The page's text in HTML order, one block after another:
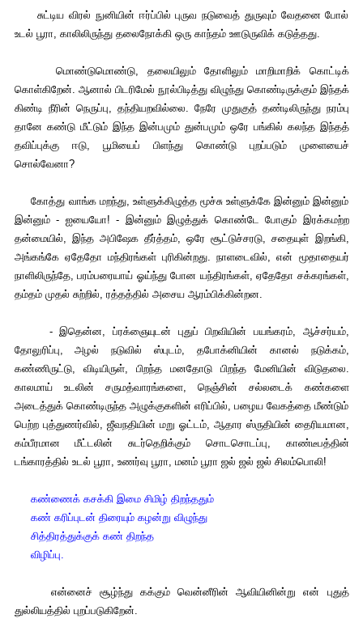
சுட்டிய விரல் நுனியின் ஈர்ப்பில் புருவ நடுவைத் துருவும் வேதனை போல்
உடல் பூரா, காலிலிருந்து தலைநோக்கி ஒரு காந்தம் ஊடுருவிக் கடுத்தது.
மொண்டுமொண்டு, தலையிலும் தோளிலும் மாறிமாறிக் கொட்டிக்
கொள்கிறேன். ஆனால் பிடரிமேல் நூல்பிடித்து விழுந்து கொண்டிருக்கும் இந்தக்
கிண்டி நீரின் நெருப்பு, தந்தியறவில்லை. நேரே முதுகுத் தண்டிலிருந்து நரம்பு
தானே கண்டு மீட்டும் இந்த இன்பமும் துன்பமும் ஒரே பங்கில் கலந்த இந்தத்
தவிப்புக்கு ஈடு, பூமியைப் பிளந்து கொண்டு புறப்படும் முளையைச்
சொல்வேனா?
கோத்து வாங்க மறந்து, உள்ளுக்கிழுத்த மூச்சு உள்ளுக்கே இன்னும் இன்னும்
இன்னும் - ஐயையோ! - இன்னும் இழுத்துக் கொண்டே போகும் இரக்கமற்ற
தன்மையில், இந்த அபிஷேக தீர்த்தம், ஒரே சூட்டுச்சரடு, சதையுள் இறங்கி,
அங்கங்கே ஏதேதோ மந்திரங்கள் புரிகின்றது. நாளடைவில், என் மூதாதையர்
நாளிலிருந்தே, பரம்பரையாய் ஓய்ந்து போன யந்திரங்கள், ஏதேதோ சக்கரங்கள்,
தம்தம் முதல் சுற்றில், ரத்தத்தில் அசைய ஆரம்பிக்கின்றன.
- இதென்ன, ப்ரக்ஞையுடன் புதுப் பிறவியின் பயங்கரம், ஆச்சர்யம்,
தோலுரிப்பு, அழல் நடுவில் ஸ்புடம், தபோக்னியின் கானல் நடுக்கம்,
கண்ணிருட்டு, விடியிருள், பிறந்த மனதோடு பிறந்த மேனியின் விடுதலை.
காலமாய் உடலின் சருமத்வாரங்களை, நெஞ்சின் சல்லடைக் கண்களை
அடைத்துக் கொண்டிருந்த அழுக்குகளின் எரிப்பில், பழைய வேகத்தை மீண்டும்
பெற்ற புத்துணர்வில், ஜீவநதியின் மறு ஓட்டம், ஆதார ஸ்ருதியின் தைரியமான,
கம்பீரமான மீட்டலின் சுடர்தெறிக்கும் சொடசொடப்பு, காண்டீபத்தின்
டங்காரத்தில் உடல் பூரா, உணர்வு பூரா, மனம் பூரா ஜல் ஜல் ஜல் சிலம்பொலி!
கண்ணைக் கசக்கி இமை சிமிழ் திறந்ததும்
கண் கரிப்புடன் திரையும் கழன்று விழுந்து
சித்திரத்துக்குக் கண் திறந்த
விழிப்பு.
என்னைச் சூழ்ந்து கக்கும் வென்னீரின் ஆவியினின்று என் புதுத்
துல்லியத்தில் புறப்படுகிறேன்.